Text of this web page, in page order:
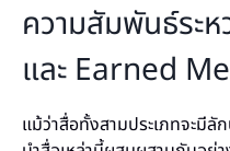
ความสัมพันธ์ระ
และ Earned
แม้ว่าสื่อทั้งสามประเภทจะมี